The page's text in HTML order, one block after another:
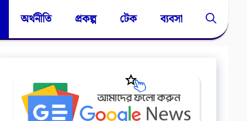
অর্থনীতি প্রকল্প টেক ব্যবসা